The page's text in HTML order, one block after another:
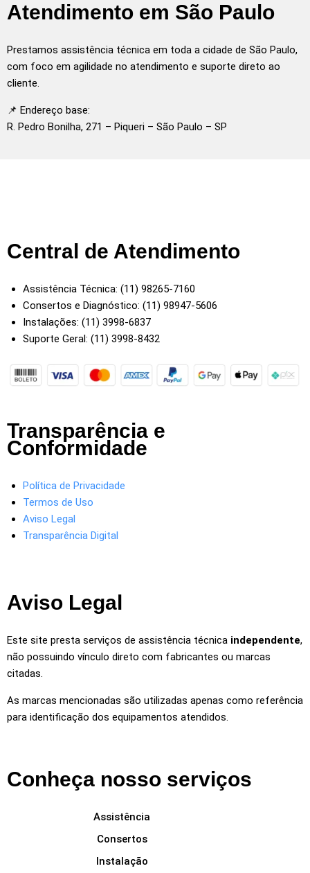
Atendimento em São Paulo
Prestamos assistência técnica em toda a cidade de São Paulo,
com foco em agilidade no atendimento e suporte direto ao
cliente.
📌 Endereço base:
R. Pedro Bonilha, 271 – Piqueri – São Paulo – SP
Central de Atendimento
Assistência Técnica: (11) 98265-7160
Consertos e Diagnóstico: (11) 98947-5606
Instalações: (11) 3998-6837
Suporte Geral: (11) 3998-8432
Transparência e
Conformidade
Política de Privacidade
Termos de Uso
Aviso Legal
Transparência Digital
Aviso Legal
Este site presta serviços de assistência técnica independente,
não possuindo vínculo direto com fabricantes ou marcas
citadas.
As marcas mencionadas são utilizadas apenas como referência
para identificação dos equipamentos atendidos.
Conheça nosso serviços
Assistência
Consertos
Instalação